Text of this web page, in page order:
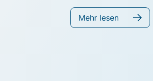
Mehr lesen